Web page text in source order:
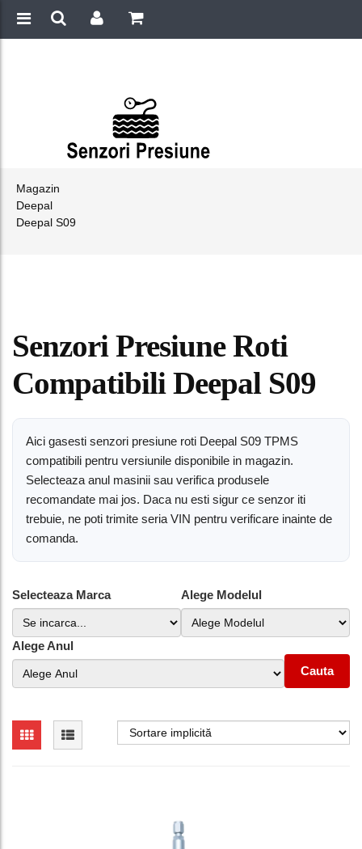
Magazin
Deepal
Deepal S09
Senzori Presiune Roti
Compatibili Deepal S09
Aici gasesti senzori presiune roti Deepal S09 TPMS
compatibili pentru versiunile disponibile in magazin.
Selecteaza anul masinii sau verifica produsele
recomandate mai jos. Daca nu esti sigur ce senzor iti
trebuie, ne poti trimite seria VIN pentru verificare inainte de
comanda.
Selecteaza Marca Alege Modelul
Alege Anul
Cauta